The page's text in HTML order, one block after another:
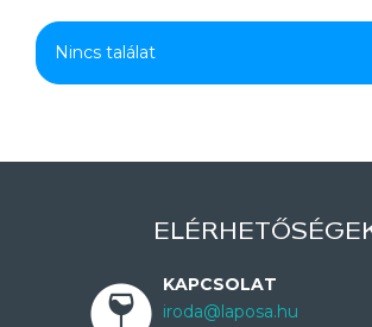
Nincs találat
KAPCSOLAT
iroda@laposa.hu